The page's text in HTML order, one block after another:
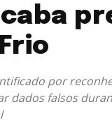
por
dados falsos